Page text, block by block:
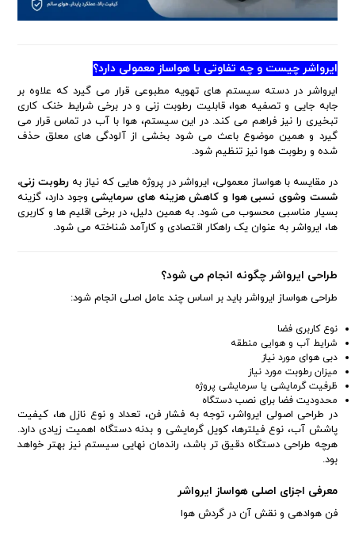
ایرواشر چیست و چه تفاوتی با هواساز معمولی دارد؟
ایرواشر در دسته سیستم های تهویه مطبوعی قرار می گیرد که علاوه بر
جابه جایی و تصفیه هوا، قابلیت رطوبت زنی و در برخی شرایط خنک کاری
تبخیری را نیز فراهم می کند. در این سیستم، هوا با آب در تماس قرار می
گیرد و همین موضوع باعث می شود بخشی از آلودگی های معلق حذف
شده و رطوبت هوا نیز تنظیم شود.
در مقایسه با هواساز معمولی، ایرواشر در پروژه هایی که نیاز به رطوبت زنی،
شست وشوی نسبی هوا و کاهش هزینه های سرمایشیوجود دارد، گزینه
بسیار مناسبی محسوب می شود. به همین دلیل، در برخی اقلیم ها و کاربری
ها، ایرواشر به عنوان یک راهکار اقتصادی و کارآمد شناخته می شود.
طراحی ایرواشر چگونه انجام می شود؟
طراحی هواساز ایرواشر باید بر اساس چند عامل اصلی انجام شود:
نوع کاربری فضا
شرایط آب و هوایی منطقه
دبی هوای مورد نیاز
میزان رطوبت مورد نیاز
ظرفیت گرمایشی یا سرمایشی پروژه
محدودیت فضا برای نصب دستگاه
در طراحی اصولی ایرواشر، توجه به فشار فن، تعداد و نوع نازل ها، کیفیت
پاشش آب، نوع فیلترها، کویل گرمایشی و بدنه دستگاه اهمیت زیادی دارد.
هرچه طراحی دستگاه دقیق تر باشد، راندمان نهایی سیستم نیز بهتر خواهد
بود.
معرفی اجزای اصلی هواساز ایرواشر
فن هوادهی و نقش آن در گردش هوا